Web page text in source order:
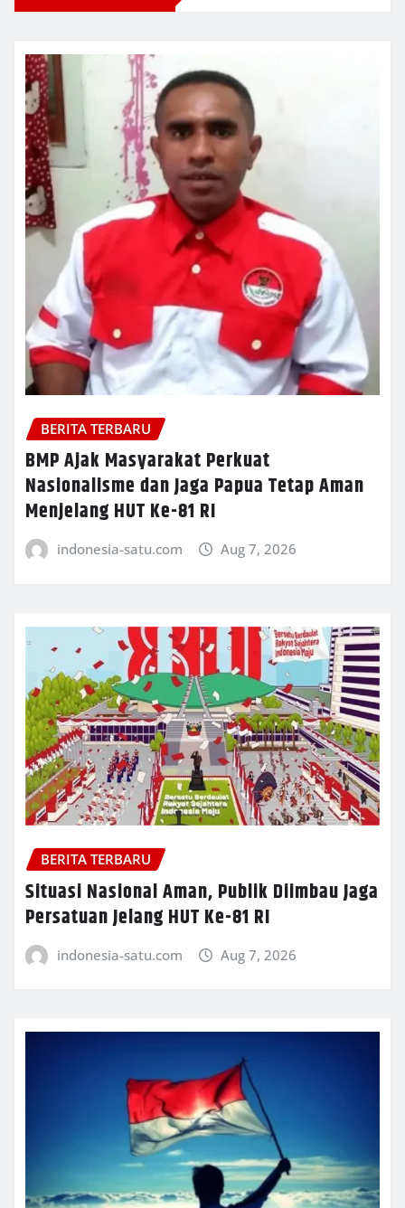
BERITA TERBARU
BMP Ajak Masyarakat Perkuat
Nasionalisme dan Jaga Papua Tetap Aman
Menjelang HUT Ke-81 RI
indonesia-satu.com Aug 7, 2026
BERITA TERBARU
Situasi Nasional Aman, Publik Diimbau Jaga
Persatuan Jelang HUT Ke-81 RI
indonesia-satu.com Aug 7, 2026